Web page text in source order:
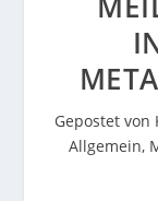
Gepostet von
Allgemein,